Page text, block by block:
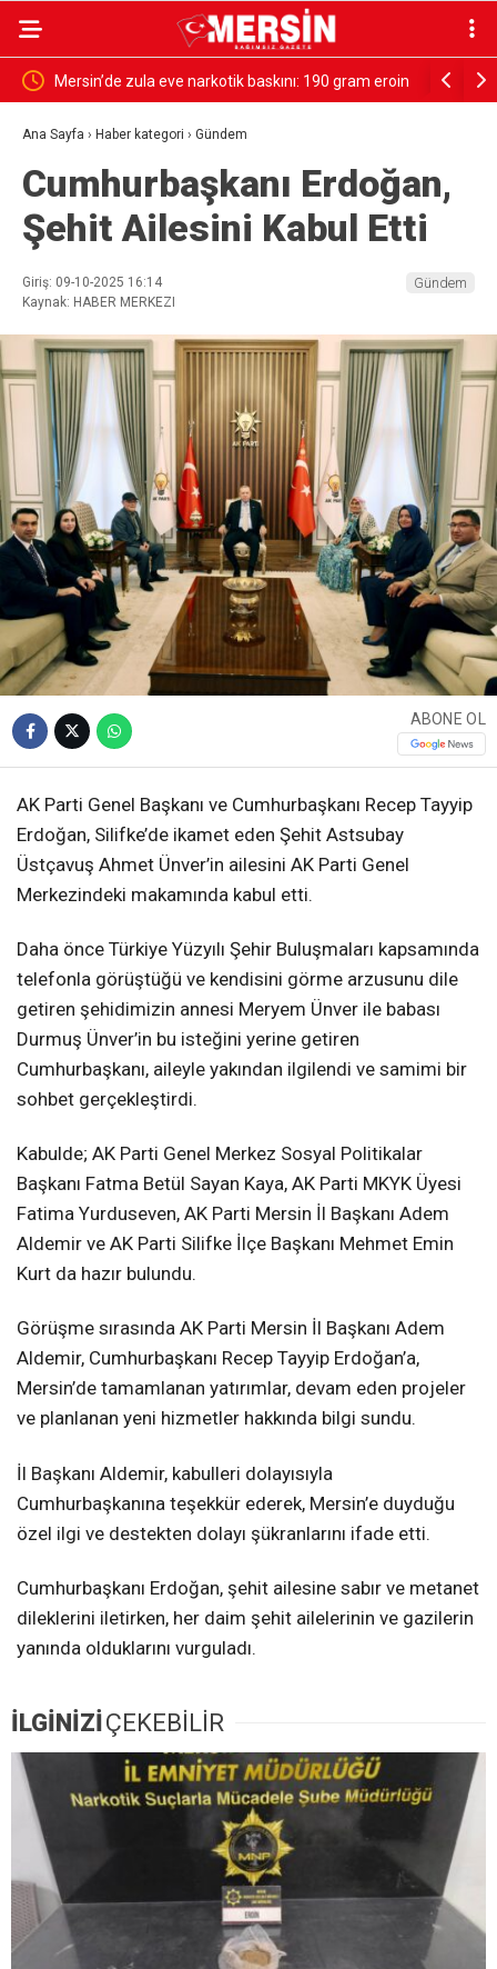
baskını: 190 gram eroin Mersin’de ‘Daltonlar’ suç örgütüne
tutuklama
Ana Sayfa › Haber kategori › Gündem
Cumhurbaşkanı Erdoğan,
Şehit Ailesini Kabul Etti
Giriş: 09-10-2025 16:14
Kaynak: HABER MERKEZI
Gündem
ABONE OL
AK Parti Genel Başkanı ve Cumhurbaşkanı Recep Tayyip
Erdoğan, Silifke’de ikamet eden Şehit Astsubay
Üstçavuş Ahmet Ünver’in ailesini AK Parti Genel
Merkezindeki makamında kabul etti.
Daha önce Türkiye Yüzyılı Şehir Buluşmaları kapsamında
telefonla görüştüğü ve kendisini görme arzusunu dile
getiren şehidimizin annesi Meryem Ünver ile babası
Durmuş Ünver’in bu isteğini yerine getiren
Cumhurbaşkanı, aileyle yakından ilgilendi ve samimi bir
sohbet gerçekleştirdi.
Kabulde; AK Parti Genel Merkez Sosyal Politikalar
Başkanı Fatma Betül Sayan Kaya, AK Parti MKYK Üyesi
Fatima Yurduseven, AK Parti Mersin İl Başkanı Adem
Aldemir ve AK Parti Silifke İlçe Başkanı Mehmet Emin
Kurt da hazır bulundu.
Görüşme sırasında AK Parti Mersin İl Başkanı Adem
Aldemir, Cumhurbaşkanı Recep Tayyip Erdoğan’a,
Mersin’de tamamlanan yatırımlar, devam eden projeler
ve planlanan yeni hizmetler hakkında bilgi sundu.
İl Başkanı Aldemir, kabulleri dolayısıyla
Cumhurbaşkanına teşekkür ederek, Mersin’e duyduğu
özel ilgi ve destekten dolayı şükranlarını ifade etti.
Cumhurbaşkanı Erdoğan, şehit ailesine sabır ve metanet
dileklerini iletirken, her daim şehit ailelerinin ve gazilerin
yanında olduklarını vurguladı.
İLGİNİZİÇEKEBİLİR